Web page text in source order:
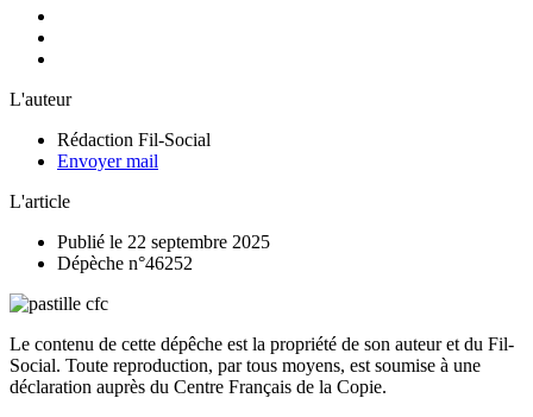
L'auteur
Rédaction Fil-Social
Envoyer mail
L'article
Publié le 22 septembre 2025
Dépèche n°46252
Le contenu de cette dépêche est la propriété de son auteur et du Fil-
Social. Toute reproduction, par tous moyens, est soumise à une
déclaration auprès du Centre Français de la Copie.